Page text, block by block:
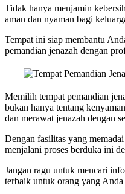
Tidak hanya menjamin
aman dan nyaman bagi
Tempat ini siap membantu
pemandian jenazah dengan
Memilih tempat pemandian
bukan hanya tentang
dan merawat jenazah dengan
Dengan fasilitas yang
menjalani proses berduka ini
Jangan ragu untuk mencari
terbaik untuk orang yang Anda